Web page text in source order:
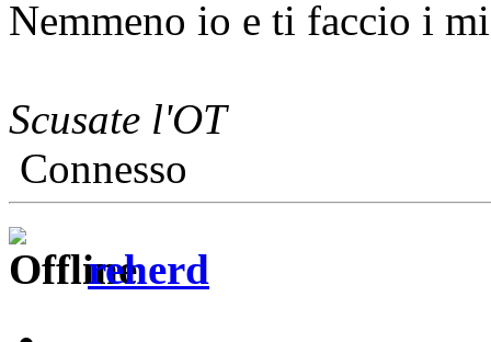
Nemmeno io e ti faccio i
Scusate l'OT
Connesso
reherd